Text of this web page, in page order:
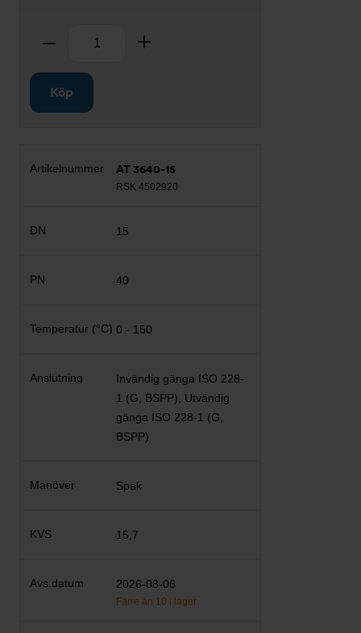
Ta bort
Köp
AT 3640-15
RSK 4502920
15
40
0 - 150
Invändig gänga ISO 228-
1 (G, BSPP), Utvändig
gänga ISO 228-1 (G,
BSPP)
Spak
15,7
2026-08-06
Färre än 10 i lager